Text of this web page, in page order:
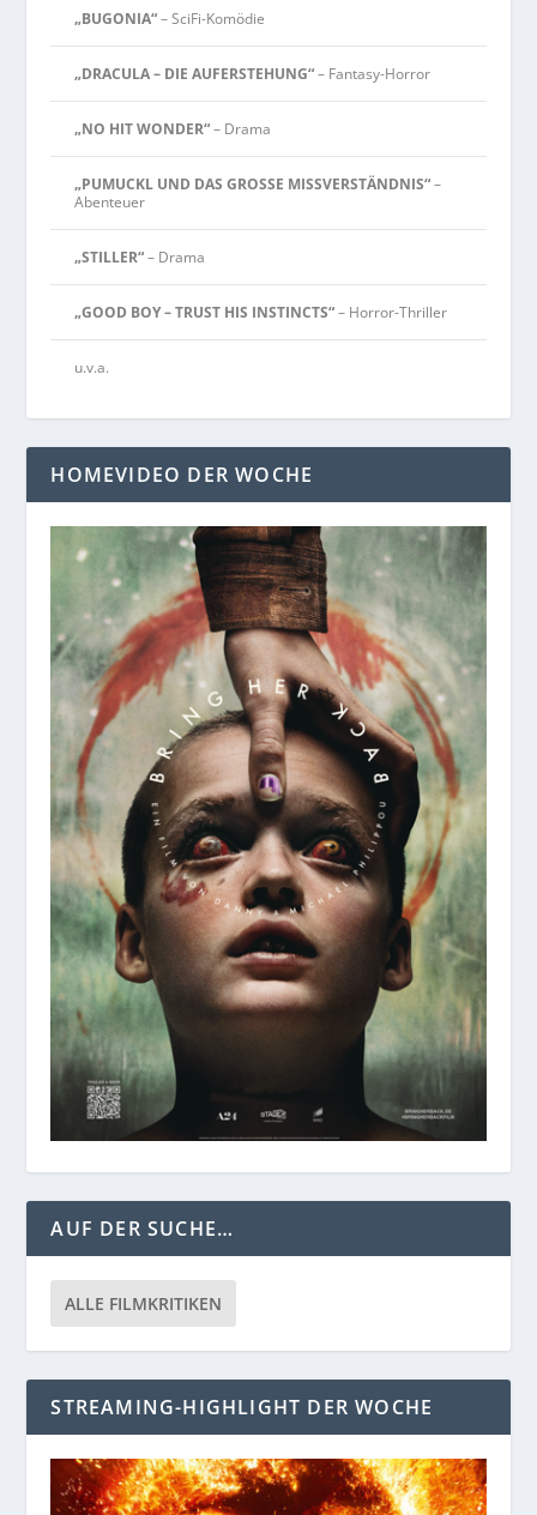
„BUGONIA“– SciFi-Komödie
„DRACULA – DIE AUFERSTEHUNG“– Fantasy-Horror
„NO HIT WONDER“– Drama
„PUMUCKL UND DAS GROSSE MISSVERSTÄNDNIS“–
Abenteuer
„STILLER“– Drama
„GOOD BOY – TRUST HIS INSTINCTS“– Horror-Thriller
u.v.a.
HOMEVIDEO DER WOCHE
AUF DER SUCHE…
ALLE FILMKRITIKEN
STREAMING-HIGHLIGHT DER WOCHE